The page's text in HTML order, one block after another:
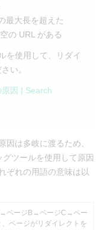
最大長を超えた
の URL がある
を使用して、リダイ
い。
因 | Search
因は多岐に渡るため、
グツールを使用して原因
ぞれの用語の意味は以
ページB→ページC→ペー
ページがリダイレクトを